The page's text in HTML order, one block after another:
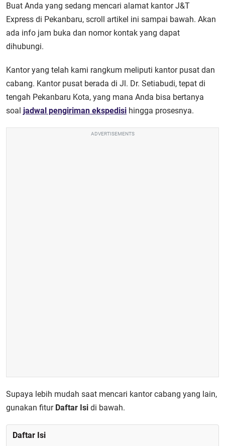
Buat Anda yang sedang mencari alamat kantor J&T
Express di Pekanbaru, scroll artikel ini sampai bawah. Akan
ada info jam buka dan nomor kontak yang dapat
dihubungi.
Kantor yang telah kami rangkum meliputi kantor pusat dan
cabang. Kantor pusat berada di Jl. Dr. Setiabudi, tepat di
tengah Pekanbaru Kota, yang mana Anda bisa bertanya
soal jadwal pengiriman ekspedisi hingga prosesnya.
ADVERTISEMENTS
Supaya lebih mudah saat mencari kantor cabang yang lain,
gunakan fitur Daftar Isi di bawah.
Daftar Isi